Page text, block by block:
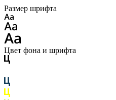
Размер шрифта
Цвет фона и шрифта